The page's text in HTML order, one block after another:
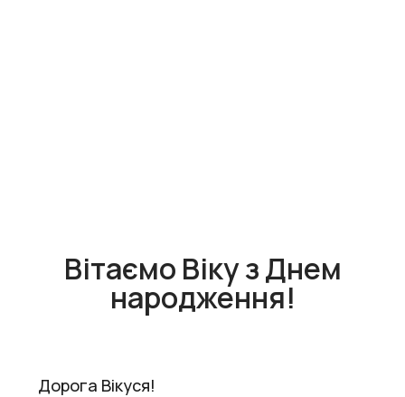
Вітаємо Віку з Днем
народження!
Дорога Вікуся!